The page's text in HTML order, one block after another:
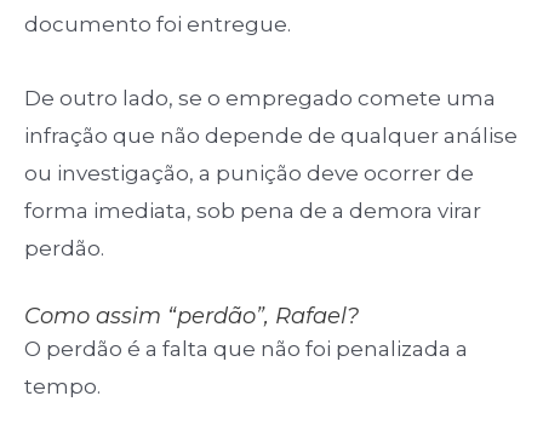
documento foi entregue.
De outro lado, se o empregado comete uma
infração que não depende de qualquer análise
ou investigação, a punição deve ocorrer de
forma imediata, sob pena de a demora virar
perdão.
Como assim “perdão”, Rafael?
O perdão é a falta que não foi penalizada a
tempo.